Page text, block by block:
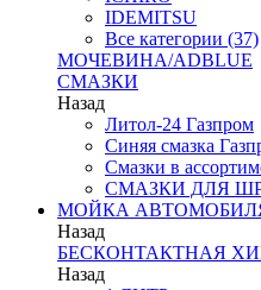
IDEMITSU
Все категории (37)
МОЧЕВИНА/ADBLUE
СМАЗКИ
Назад
Литол-24 Газпром
Синяя смазка
Смазки в
СМАЗКИ ДЛЯ
МОЙКА
Назад
БЕСКОНТАКТНАЯ
Назад